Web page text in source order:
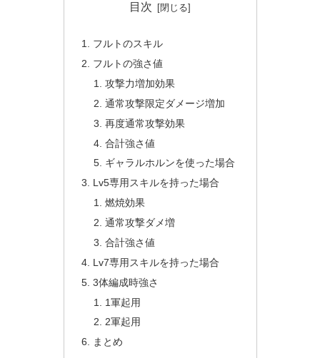
目次
フルトのスキル
フルトの強さ値
攻撃力増加効果
通常攻撃限定ダメージ増加
再度通常攻撃効果
合計強さ値
ギャラルホルンを使った場合
Lv5専用スキルを持った場合
燃焼効果
通常攻撃ダメ増
合計強さ値
Lv7専用スキルを持った場合
3体編成時強さ
1軍起用
2軍起用
まとめ